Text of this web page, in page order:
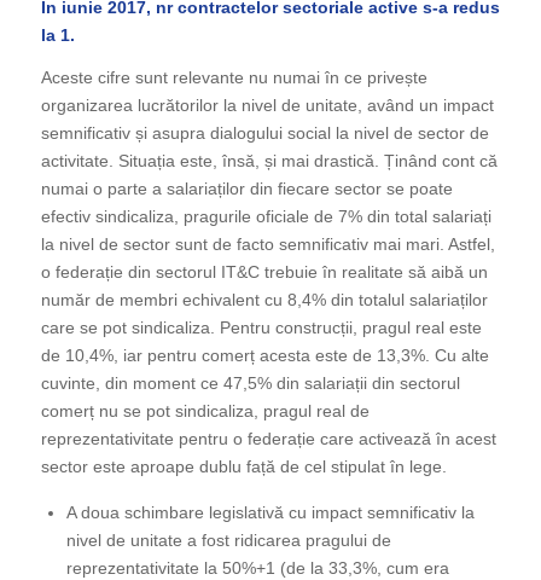
In iunie 2017, nr contractelor sectoriale active s-a redus
la 1.
Aceste cifre sunt relevante nu numai în ce privește
organizarea lucrătorilor la nivel de unitate, având un impact
semnificativ și asupra dialogului social la nivel de sector de
activitate. Situația este, însă, și mai drastică. Ținând cont că
numai o parte a salariaților din fiecare sector se poate
efectiv sindicaliza, pragurile oficiale de 7% din total salariați
la nivel de sector sunt de facto semnificativ mai mari. Astfel,
o federație din sectorul IT&C trebuie în realitate să aibă un
număr de membri echivalent cu 8,4% din totalul salariaților
care se pot sindicaliza. Pentru construcții, pragul real este
de 10,4%, iar pentru comerț acesta este de 13,3%. Cu alte
cuvinte, din moment ce 47,5% din salariații din sectorul
comerț nu se pot sindicaliza, pragul real de
reprezentativitate pentru o federație care activează în acest
sector este aproape dublu față de cel stipulat în lege.
A doua schimbare legislativă cu impact semnificativ la
nivel de unitate a fost ridicarea pragului de
reprezentativitate la 50%+1 (de la 33,3%, cum era